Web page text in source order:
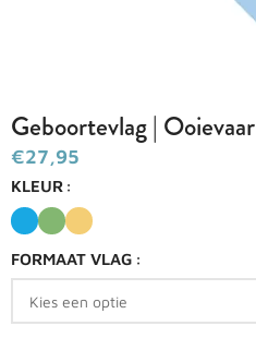
Geboortevlag | Ooievaar
€
KLEUR
FORMAAT VLAG